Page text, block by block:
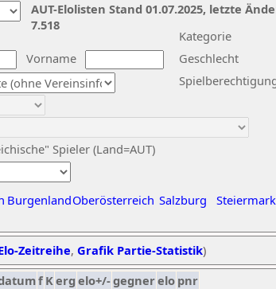
Vorname
Kategorie
Geschlecht
Spieler (Land=AUT)
BurgenlandOberösterreich Salzburg Steiermark
AUT-Elolisten Stand 01.07.2025, letzte
7.518
Zeitreihe, Grafik Partie-Statistik)
f Kerg elo+/-gegnerelo pnr